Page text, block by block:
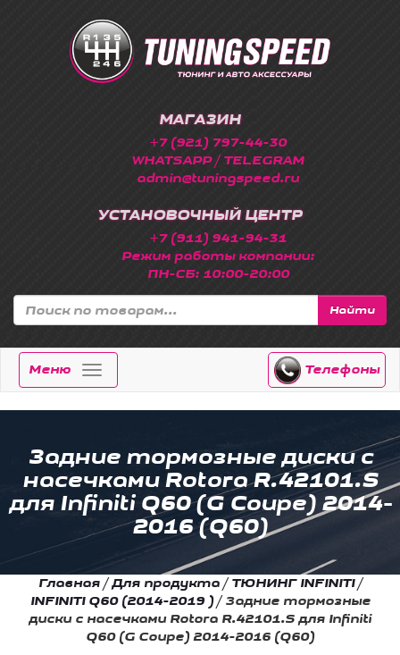
МАГАЗИН
+7 (921) 797-44-30
WHATSAPP / TELEGRAM
admin@tuningspeed.ru
УСТАНОВОЧНЫЙ ЦЕНТР
+7 (911) 941-94-31
Режим работы компании:
ПН-СБ: 10:00-20:00
Найти
Меню Телефоны
Задние тормозные диски с
насечками Rotora R.42101.S
для Infiniti Q60 (G Coupe) 2014-
2016 (Q60)
Главная /Для продукта /ТЮНИНГ INFINITI /
INFINITI Q60 (2014-2019 ) /Задние тормозные
диски с насечками Rotora R.42101.S для Infiniti
Q60 (G Coupe) 2014-2016 (Q60)